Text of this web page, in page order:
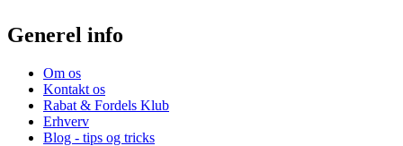
Generel info
Om os
Kontakt os
Rabat & Fordels Klub
Erhverv
Blog - tips og tricks